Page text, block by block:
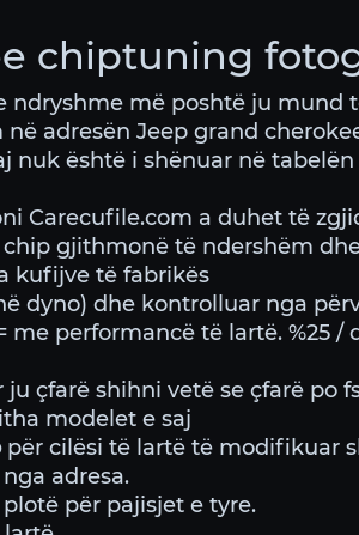
chiptuning
ndryshme më poshtë ju mund
adresën Jeep grand
nuk është i shënuar në
Carecufile.com a duhet të
gjithmonë të ndershëm
kufijve të fabrikës
dyno) dhe kontrolluar nga
me performancë të lartë. %25 /
ju çfarë shihni vetë se çfarë po
modelet e saj
për cilësi të lartë të modifikuar
adresa.
për pajisjet e tyre.